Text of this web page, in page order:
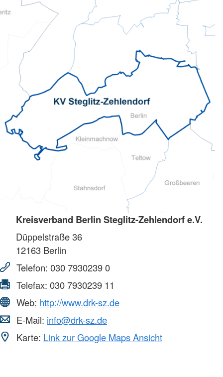
Kreisverband Berlin Steglitz-Zehlendorf e.V.
Düppelstraße 36
12163 Berlin
Telefon: 030 7930239 0
Telefax: 030 7930239 11
Web: http://www.drk-sz.de
E-Mail: info@drk-sz.de
Karte: Link zur Google Maps Ansicht